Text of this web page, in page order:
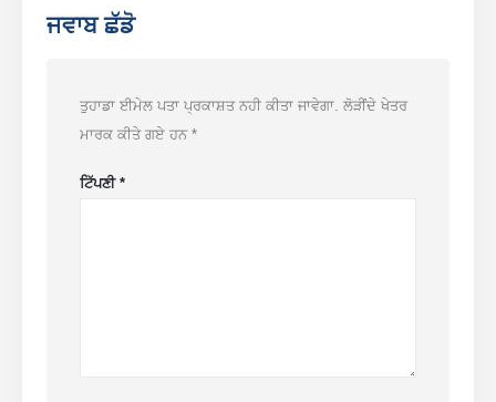
ਜਵਾਬ ਛੱਡੋ
ਤੁਹਾਡਾ ਈਮੇਲ ਪਤਾ ਪ੍ਰਕਾਸ਼ਤ ਨਹੀ ਕੀਤਾ ਜਾਵੇਗਾ. ਲੋੜੀਂਦੇ ਖੇਤਰ
ਮਾਰਕ ਕੀਤੇ ਗਏ ਹਨ*
ਟਿੱਪਣੀ*